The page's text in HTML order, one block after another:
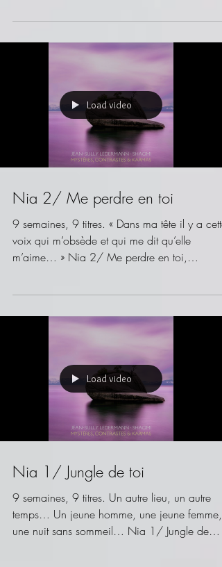
sonore...
Load video
Nia 2/ Me perdre en toi
9 semaines, 9 titres. « Dans ma tête il y a cette
voix qui m’obsède et qui me dit qu’elle
quatrième...
Load video
Nia 1/ Jungle de toi
9 semaines, 9 titres. Un autre lieu, un autre
temps… Un jeune homme, une jeune femme,